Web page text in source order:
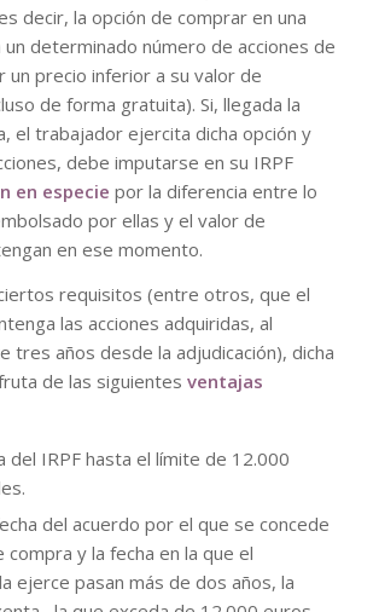
decir, la opción de comprar en una
determinado número de acciones de
un precio inferior a su valor de
de forma gratuita). Si, llegada la
el trabajador ejercita dicha opción y
debe imputarse en su IRPF
en especie por la diferencia entre lo
por ellas y el valor de
en ese momento.
requisitos (entre otros, que el
las acciones adquiridas, al
tres años desde la adjudicación), dicha
de las siguientes ventajas
del IRPF hasta el límite de 12.000
del acuerdo por el que se concede
compra y la fecha en la que el
ejerce pasan más de dos años, la